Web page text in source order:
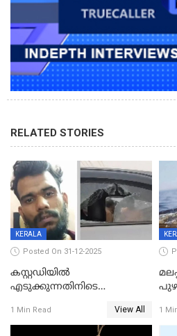
RELATED STORIES
KERALA
Posted On 31-12-2025
കസ്റ്റഡിയിൽ
എടുക്കുന്നതിനിടെ
വധശ്രമക്കേസ് പ്രതി പിടിയിൽ
1 Min Read View All 1